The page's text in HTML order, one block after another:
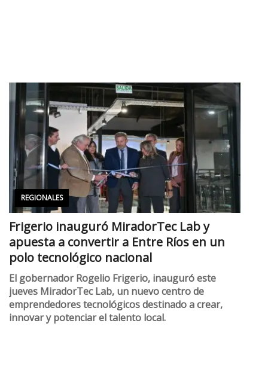
REGIONALES
Frigerio inauguró MiradorTec Lab y
apuesta a convertir a Entre Ríos en un
polo tecnológico nacional
El gobernador Rogelio Frigerio, inauguró este
jueves MiradorTec Lab, un nuevo centro de
emprendedores tecnológicos destinado a crear,
innovar y potenciar el talento local.